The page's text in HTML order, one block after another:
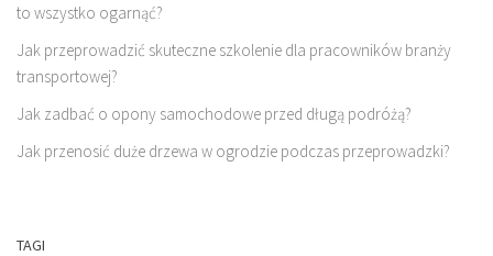
to wszystko ogarnąć?
Jak przeprowadzić skuteczne szkolenie dla pracowników branży
transportowej?
Jak zadbać o opony samochodowe przed długą podróżą?
Jak przenosić duże drzewa w ogrodzie podczas przeprowadzki?
TAGI